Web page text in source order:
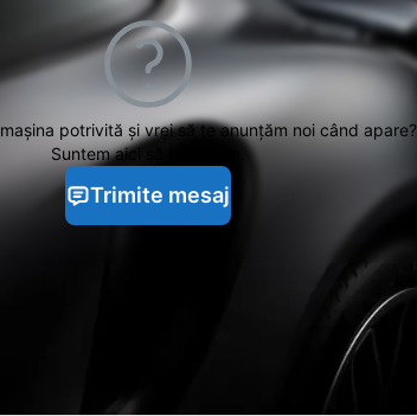
mașina potrivită și vrei să te anunțăm noi când apare?
Suntem aici să te ajutăm.
Trimite mesaj